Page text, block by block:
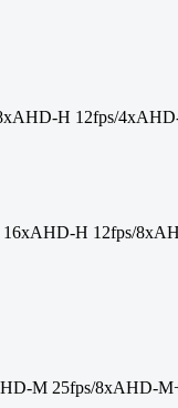
H 12fps/
H 12fps/
M 25fps/8xAHD-